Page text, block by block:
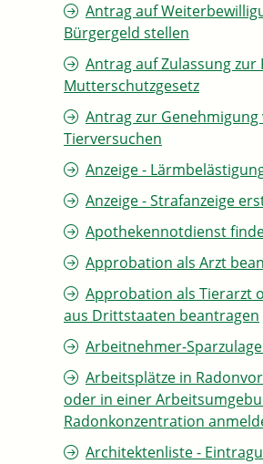
Antrag auf
Bürgergeld stellen
Antrag auf Zulassung zur
Mutterschutzgesetz
Antrag zur Genehmigung
Tierversuchen
Anzeige -
Anzeige - Strafanzeige
Apothekennotdienst
Approbation als Arzt
Approbation als Tierarzt
aus Drittstaaten beantragen
Arbeitnehmer-
Arbeitsplätze in
oder in einer
Radonkonzentration
Architektenliste -